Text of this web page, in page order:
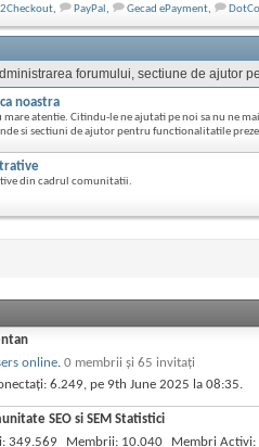
2Checkout, PayPal , Gecad ePayment,
forumului, sectiune de ajutor
noastra
mare atentie. Citindu-le ne ajutati pe noi sa nu ne
si sectiuni de ajutor pentru functionalitatile
din cadrul comunitatii.
online. 0 membrii şi 65 invitaţi
6.249, pe 9th June 2025 la 08:35.
SEO si SEM Statistici
349.569 Membrii 10.040 Membri Activi